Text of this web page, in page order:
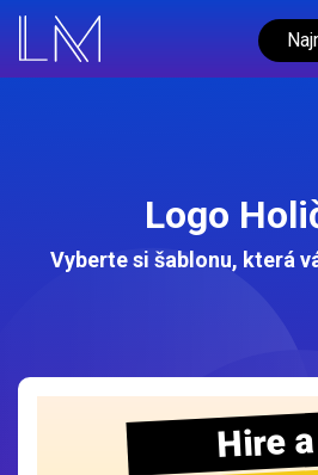
Logo
Vyberte si šablonu, která
Hire a